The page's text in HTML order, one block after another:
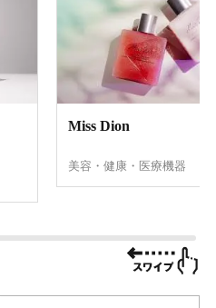
Miss Dion
美容・健康・医療機器